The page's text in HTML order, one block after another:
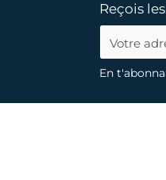
Reçois
En